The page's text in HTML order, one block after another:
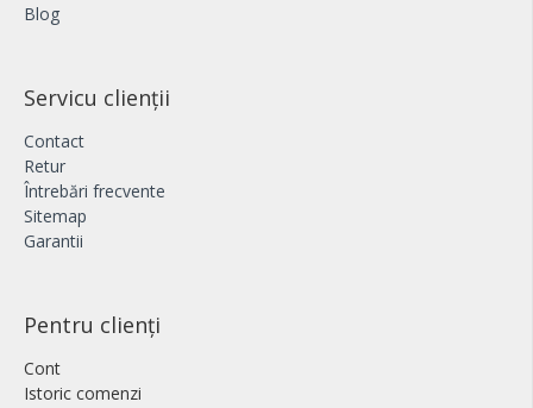
Blog
Servicu clienții
Contact
Retur
Întrebări frecvente
Sitemap
Garantii
Pentru clienți
Cont
Istoric comenzi